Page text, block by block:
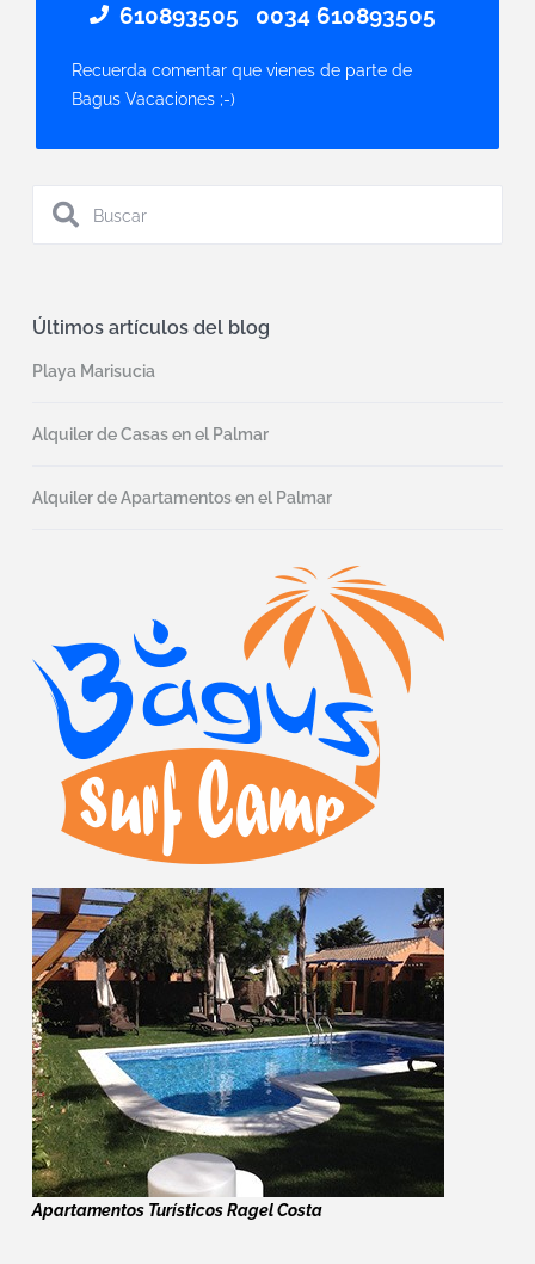
610893505 0034 610893505
Recuerda comentar que vienes de parte de
Bagus Vacaciones ;-)
Últimos artículos del blog
Playa Marisucia
Alquiler de Casas en el Palmar
Alquiler de Apartamentos en el Palmar
Apartamentos Turísticos Ragel Costa